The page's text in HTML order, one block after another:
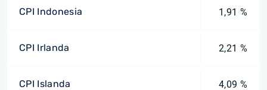
CPI Indonesia 1,91 %
CPI Irlanda 2,21 %
CPI Islanda 4,09 %